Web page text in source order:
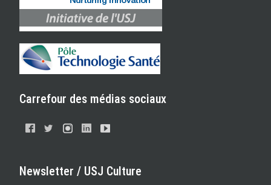
Carrefour des médias sociaux
Newsletter / USJ Culture